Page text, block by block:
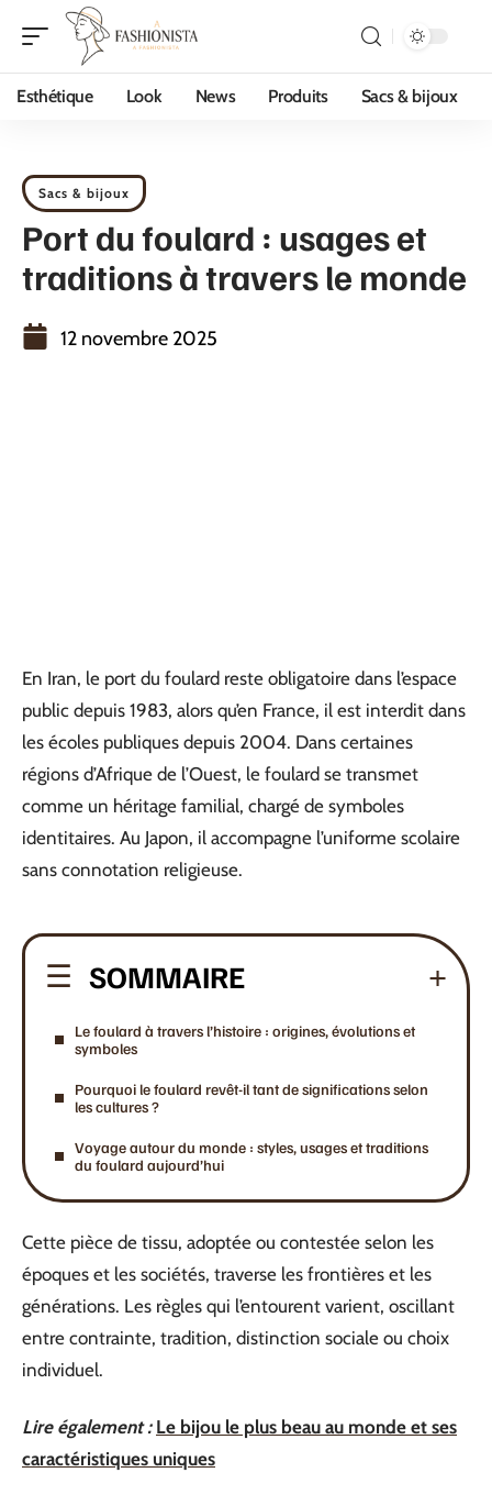
Esthétique Look News Produits Sacs & bijoux
Sacs & bijoux
Port du foulard : usages et
traditions à travers le monde
12 novembre 2025
En Iran, le port du foulard reste obligatoire dans l’espace
public depuis 1983, alors qu’en France, il est interdit dans
les écoles publiques depuis 2004. Dans certaines
régions d’Afrique de l’Ouest, le foulard se transmet
comme un héritage familial, chargé de symboles
identitaires. Au Japon, il accompagne l’uniforme scolaire
sans connotation religieuse.
SOMMAIRE
Le foulard à travers l’histoire : origines, évolutions et
symboles
Pourquoi le foulard revêt-il tant de significations selon
les cultures ?
Voyage autour du monde : styles, usages et traditions
du foulard aujourd’hui
Cette pièce de tissu, adoptée ou contestée selon les
époques et les sociétés, traverse les frontières et les
générations. Les règles qui l’entourent varient, oscillant
entre contrainte, tradition, distinction sociale ou choix
individuel.
Lire également : Le bijou le plus beau au monde et ses
caractéristiques uniques